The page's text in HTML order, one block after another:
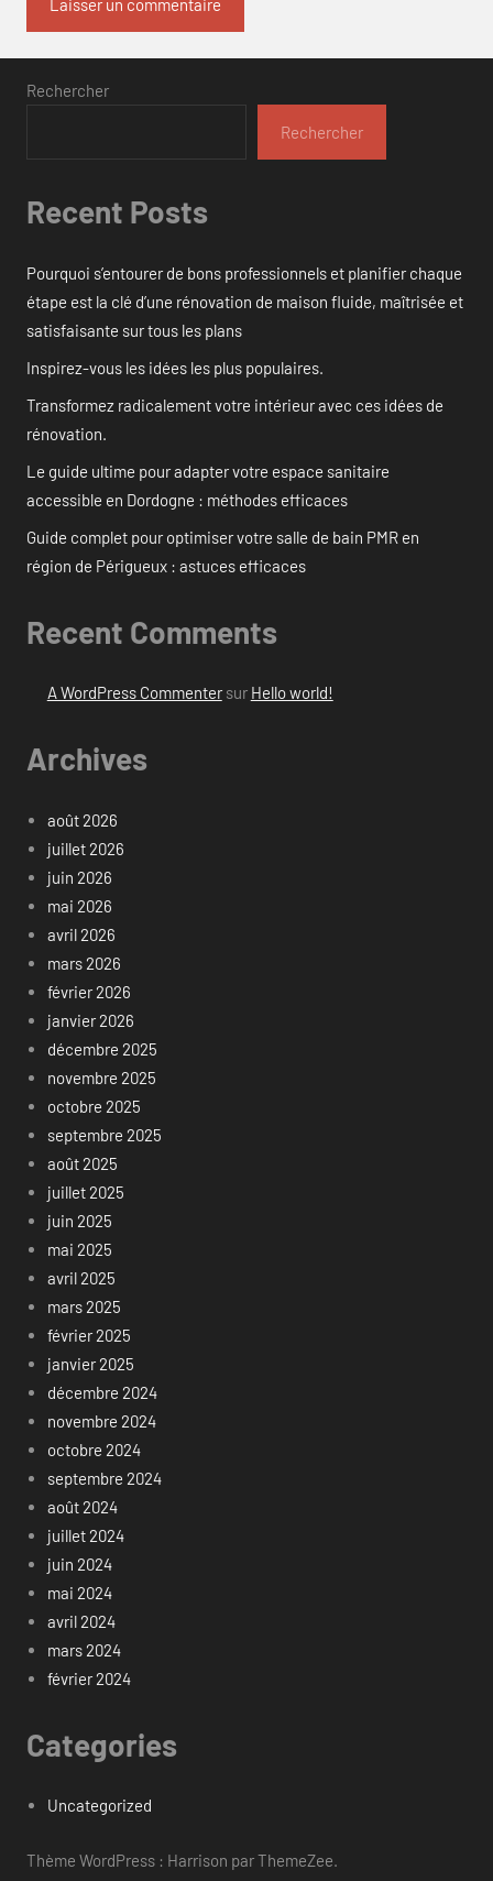
Rechercher
Rechercher
Recent Posts
Pourquoi s’entourer de bons professionnels et planifier chaque
étape est la clé d’une rénovation de maison fluide, maîtrisée et
satisfaisante sur tous les plans
Inspirez-vous les idées les plus populaires.
Transformez radicalement votre intérieur avec ces idées de
rénovation.
Le guide ultime pour adapter votre espace sanitaire
accessible en Dordogne : méthodes efficaces
Guide complet pour optimiser votre salle de bain PMR en
région de Périgueux : astuces efficaces
Recent Comments
A WordPress Commentersur Hello world!
Archives
août 2026
juillet 2026
juin 2026
mai 2026
avril 2026
mars 2026
février 2026
janvier 2026
décembre 2025
novembre 2025
octobre 2025
septembre 2025
août 2025
juillet 2025
juin 2025
mai 2025
avril 2025
mars 2025
février 2025
janvier 2025
décembre 2024
novembre 2024
octobre 2024
septembre 2024
août 2024
juillet 2024
juin 2024
mai 2024
avril 2024
mars 2024
février 2024
Categories
Uncategorized
Thème WordPress : Harrison par ThemeZee.